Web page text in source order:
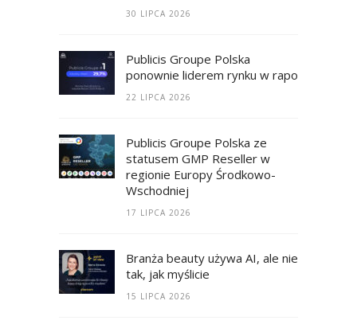
30 LIPCA 2026
Publicis Groupe Polska
ponownie liderem rynku w raporcie
22 LIPCA 2026
Publicis Groupe Polska ze
statusem GMP Reseller w
regionie Europy Środkowo-
Wschodniej
17 LIPCA 2026
Branża beauty używa AI, ale nie
tak, jak myślicie
15 LIPCA 2026